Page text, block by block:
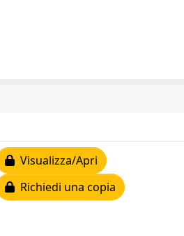
Visualizza/Apri
Richiedi una copia